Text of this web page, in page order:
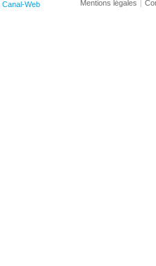
Canal-Web Mentions légales